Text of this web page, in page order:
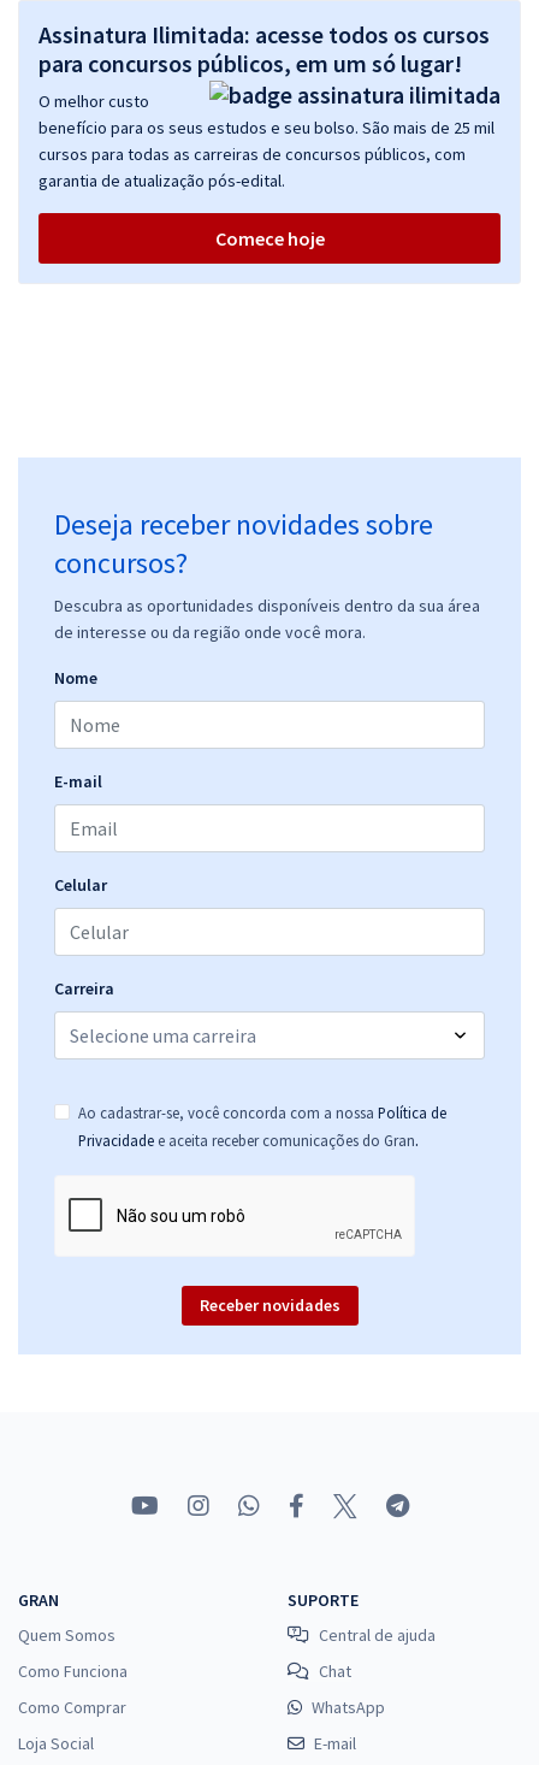
Assinatura Ilimitada: acesse todos os cursos
para concursos públicos, em um só lugar!
O melhor custo
benefício para os seus estudos e seu bolso. São mais de 25 mil
cursos para todas as carreiras de concursos públicos, com
garantia de atualização pós-edital.
Comece hoje
Deseja receber novidades sobre
concursos?
Descubra as oportunidades disponíveis dentro da sua área
de interesse ou da região onde você mora.
Nome
E-mail
Celular
Carreira
Ao cadastrar-se, você concorda com a nossa Política de
Privacidade e aceita receber comunicações do Gran.
Receber novidades
GRAN
Quem Somos
Como Funciona
Como Comprar
Loja Social
SUPORTE
Central de ajuda
Chat
WhatsApp
E-mail